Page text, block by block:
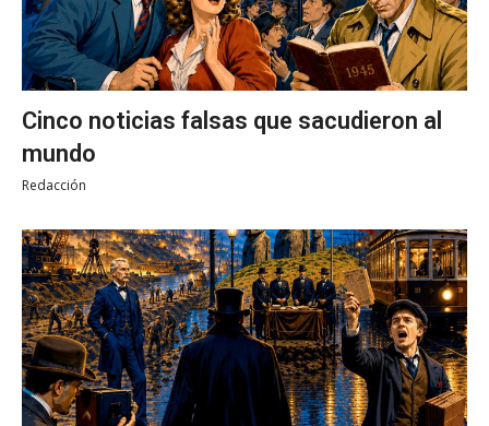
Cinco noticias falsas que sacudieron al
mundo
Redacción